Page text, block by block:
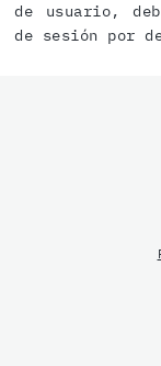
de usuario,
de sesión por